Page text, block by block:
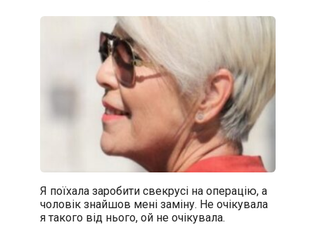
Я поїхала заробити свекрусі на операцію, а
чоловік знайшов мені заміну. Не очікувала
я такого від нього, ой не очікувала.